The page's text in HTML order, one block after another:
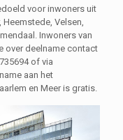
voor inwoners uit
Heemstede, Velsen,
Inwoners van
over deelname contact
of via
aan het
en Meer is gratis.